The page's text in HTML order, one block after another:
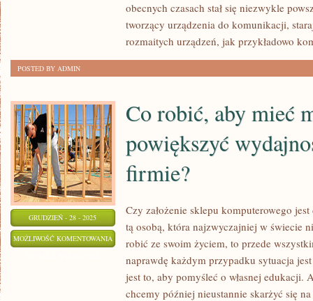
obecnych czasach stał się niezwykle
tworzący urządzenia do komunikacji,
rozmaitych urządzeń, jak przykładowo
POSTED BY ADMIN
GRUDZIEŃ - 28 - 2025
MOŻLIWOŚĆ KOMENTOWANIA
Co robić, aby mieć
powiększyć
firmie?
Czy założenie sklepu komputerowego
tą osobą, która najzwyczajniej w świecie
robić ze swoim życiem, to przede
naprawdę każdym przypadku sytuacja
jest to, aby pomyśleć o własnej edukacji.
chcemy później nieustannie skarżyć się